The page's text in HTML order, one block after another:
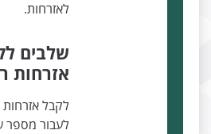
לאזרחות.
שלבים
אזרחות
לקבל אזרחות
לעבור מספר